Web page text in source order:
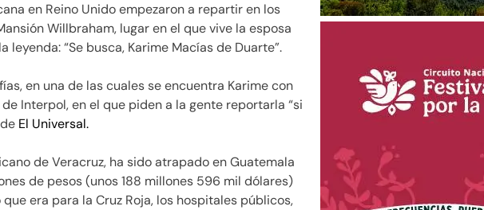
en Reino Unido empezaron a repartir en los
Willbraham, lugar en el que vive la esposa
“Se busca, Karime Macías de Duarte”.
en una de las cuales se encuentra Karime con
Interpol, en el que piden a la gente reportarla “si
El Universal.
de Veracruz, ha sido atrapado en Guatemala
de pesos (unos 188 millones 596 mil dólares)
era para la Cruz Roja, los hospitales públicos,